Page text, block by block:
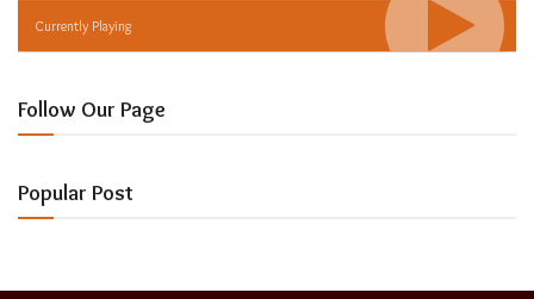
Currently Playing
Follow Our Page
Popular Post